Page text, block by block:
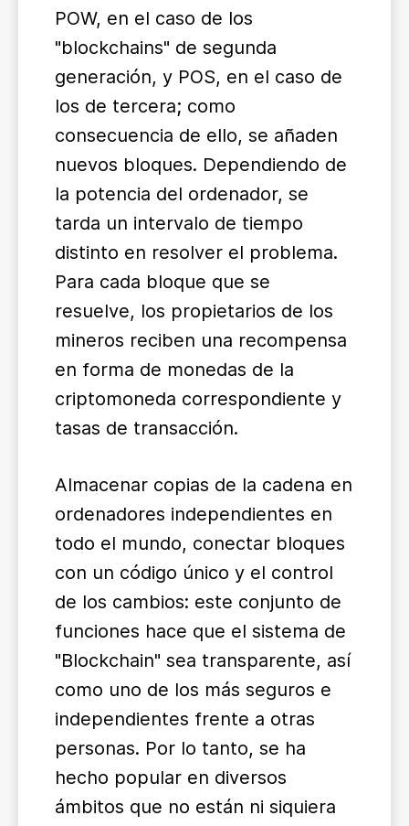
POW, en el caso de los
"blockchains" de segunda
generación, y POS, en el caso de
los de tercera; como
consecuencia de ello, se añaden
nuevos bloques. Dependiendo de
la potencia del ordenador, se
tarda un intervalo de tiempo
distinto en resolver el problema.
Para cada bloque que se
resuelve, los propietarios de los
mineros reciben una recompensa
en forma de monedas de la
criptomoneda correspondiente y
tasas de transacción.
Almacenar copias de la cadena en
ordenadores independientes en
todo el mundo, conectar bloques
con un código único y el control
de los cambios: este conjunto de
funciones hace que el sistema de
"Blockchain" sea transparente, así
como uno de los más seguros e
independientes frente a otras
personas. Por lo tanto, se ha
hecho popular en diversos
ámbitos que no están ni siquiera